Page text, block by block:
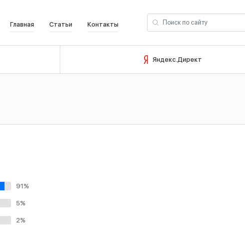
Главная Статьи Контакты
Яндекс.Директ
91%
5%
2%
Email